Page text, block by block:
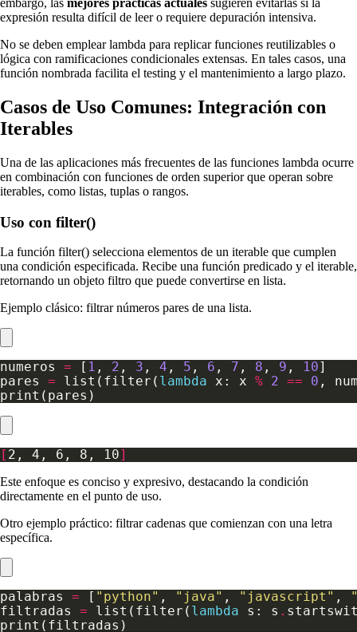
embargo, las mejores prácticas actuales sugieren evitarlas si la
expresión resulta difícil de leer o requiere depuración intensiva.
No se deben emplear lambda para replicar funciones reutilizables o
lógica con ramificaciones condicionales extensas. En tales casos, una
función nombrada facilita el testing y el mantenimiento a largo plazo.
Casos de Uso Comunes: Integración con
Iterables
Una de las aplicaciones más frecuentes de las funciones lambda ocurre
en combinación con funciones de orden superior que operan sobre
iterables, como listas, tuplas o rangos.
Uso con filter()
La función filter() selecciona elementos de un iterable que cumplen
una condición especificada. Recibe una función predicado y el iterable,
retornando un objeto filtro que puede convertirse en lista.
Ejemplo clásico: filtrar números pares de una lista.
numeros = [ 1 , 2 , 3 , 4 , 5 , 6 , 7 , 8 , 9 , 10
pares = list(filter( lambda x: x % 2 ==
0
[ 2, 4, 6, 8, 10]
Este enfoque es conciso y expresivo, destacando la condición
directamente en el punto de uso.
Otro ejemplo práctico: filtrar cadenas que comienzan con una letra
específica.
palabras = [ "python" , "java" , "javascript" ,
filtradas = list(filter( lambda s: s .